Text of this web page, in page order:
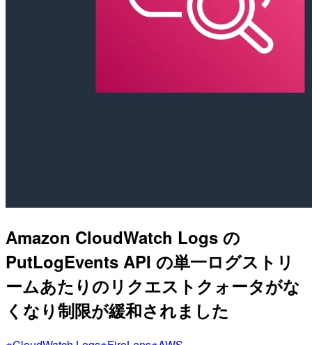
Amazon CloudWatch Logs の
PutLogEvents API の単一ログストリ
ームあたりのリクエストクォータがな
くなり制限が緩和されました